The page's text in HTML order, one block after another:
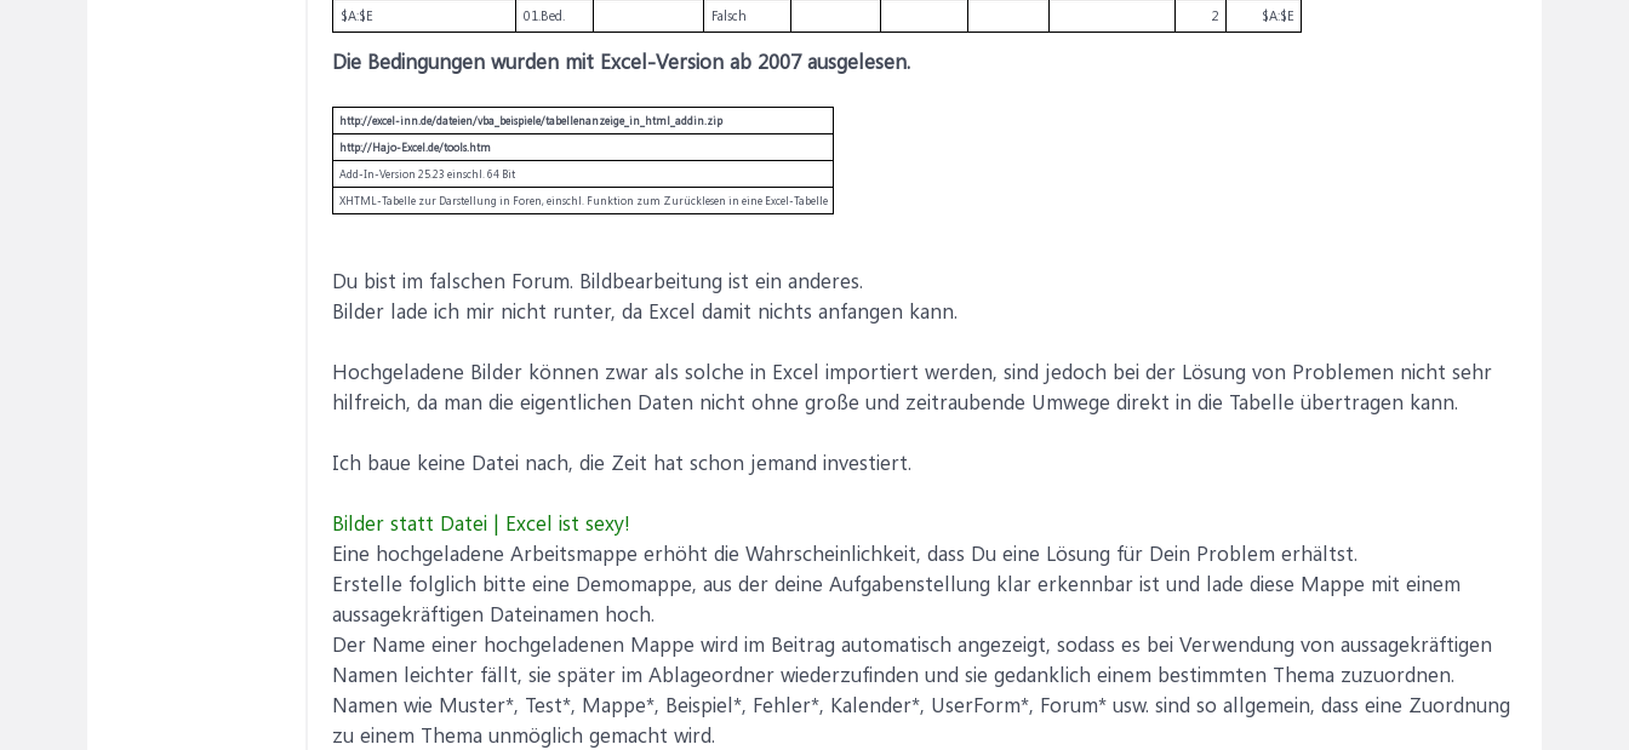
$A:$E
01.Bed. Falsch 2 $A:$E
Die Bedingungen wurden mit Excel-Version ab 2007 ausgelesen.
http://excel-inn.de/dateien/vba_beispiele/tabellenanzeige_in_html_addin.zip
http://Hajo-Excel.de/tools.htm
Add-In-Version 25.23 einschl. 64 Bit
XHTML-Tabelle zur Darstellung in Foren, einschl. Funktion zum Zurücklesen in eine Excel-Tabelle
Du bist im falschen Forum. Bildbearbeitung ist ein anderes.
Bilder lade ich mir nicht runter, da Excel damit nichts anfangen kann.
Hochgeladene Bilder können zwar als solche in Excel importiert werden, sind jedoch bei der Lösung von Problemen nicht sehr
hilfreich, da man die eigentlichen Daten nicht ohne große und zeitraubende Umwege direkt in die Tabelle übertragen kann.
Ich baue keine Datei nach, die Zeit hat schon jemand investiert.
Bilder statt Datei | Excel ist sexy!
Eine hochgeladene Arbeitsmappe erhöht die Wahrscheinlichkeit, dass Du eine Lösung für Dein Problem erhältst.
Erstelle folglich bitte eine Demomappe, aus der deine Aufgabenstellung klar erkennbar ist und lade diese Mappe mit einem
aussagekräftigen Dateinamen hoch.
Der Name einer hochgeladenen Mappe wird im Beitrag automatisch angezeigt, sodass es bei Verwendung von aussagekräftigen
Namen leichter fällt, sie später im Ablageordner wiederzufinden und sie gedanklich einem bestimmten Thema zuzuordnen.
Namen wie Muster*, Test*, Mappe*, Beispiel*, Fehler*, Kalender*, UserForm*, Forum* usw. sind so allgemein, dass eine Zuordnung
zu einem Thema unmöglich gemacht wird.